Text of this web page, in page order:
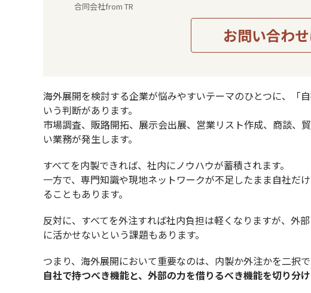
合同会社from TR
お問い合わ
海外展開を検討する企業が悩みやすいテーマのひとつに、「
いう判断があります。
市場調査、販路開拓、展示会出展、営業リスト作成、商談、
い業務が発生します。
すべてを内製できれば、社内にノウハウが蓄積されます。
一方で、専門知識や現地ネットワークが不足したまま自社だ
ることもあります。
反対に、すべてを外注すれば社内負担は軽くなりますが、外
に活かせないという課題もあります。
つまり、海外展開において重要なのは、内製か外注かを二択
自社で持つべき機能と、外部の力を借りるべき機能を切り分